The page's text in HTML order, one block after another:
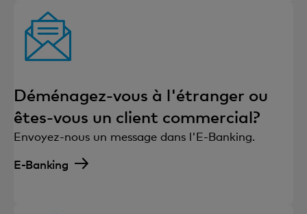
Déménagez-vous à l'étranger ou
êtes-vous un client commercial?
Envoyez-nous un message dans l'E-Banking.
E-Banking